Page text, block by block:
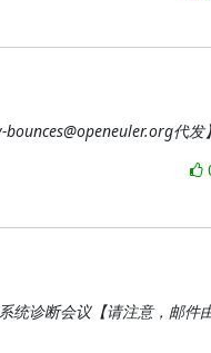
代发
统诊断会议【请注意，邮件